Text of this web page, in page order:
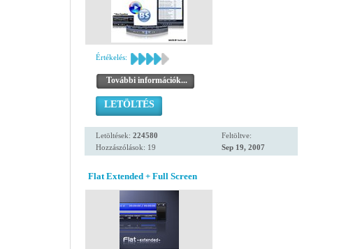
Értékelés:
További információk...
LETÖLTÉS
Letöltések: 224580
Hozzászólások: 19
Feltöltve:
Sep 19, 2007
Flat Extended + Full Screen